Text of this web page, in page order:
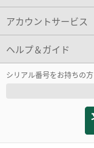
アカウントサービス
ヘルプ＆ガイド
シリアル番号をお持ちの方